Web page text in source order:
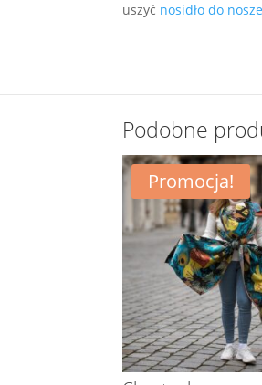
uszyć nosidło do
Podobne
Promocja!